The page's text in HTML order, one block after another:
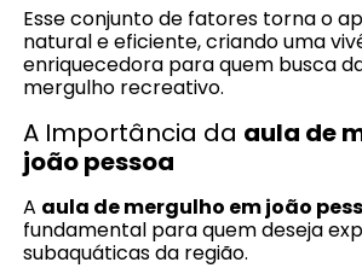
Esse conjunto de fatores torna o
natural e eficiente, criando uma
enriquecedora para quem busca
mergulho recreativo.
A Importância da aula de
joão pessoa
A aula de mergulho em joão
fundamental para quem deseja
subaquáticas da região.